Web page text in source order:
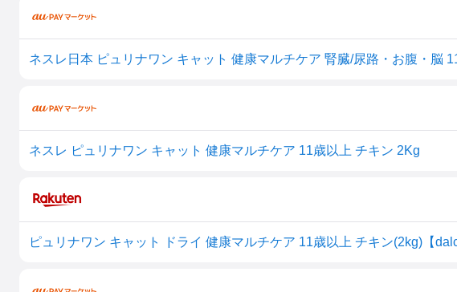
ネスレ ピュリナワン キャット 健康マルチケア 11歳以上 チキン 2Kg